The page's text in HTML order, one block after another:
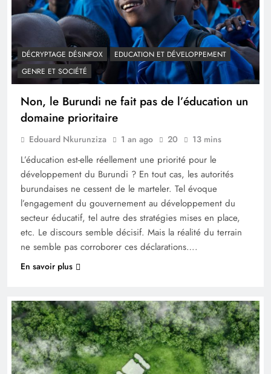
DÉCRYPTAGE DÉSINFOX
EDUCATION ET DÉVELOPPEMENT
GENRE ET SOCIÉTÉ
Non, le Burundi ne fait pas de l’éducation un
domaine prioritaire
Edouard Nkurunziza 1 an ago 20 13 mins
L’éducation est-elle réellement une priorité pour le
développement du Burundi ? En tout cas, les autorités
burundaises ne cessent de le marteler. Tel évoque
l’engagement du gouvernement au développement du
secteur éducatif, tel autre des stratégies mises en place,
etc. Le discours semble décisif. Mais la réalité du terrain
ne semble pas corroborer ces déclarations….
En savoir plus